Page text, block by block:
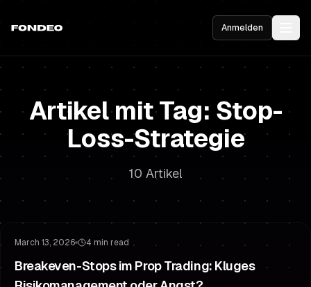
Anmelden
Artikel mit Tag: Stop-
Loss-Strategie
10 Artikel
March 13, 2026 4 min read
Breakeven-Stops im Prop Trading: Kluges